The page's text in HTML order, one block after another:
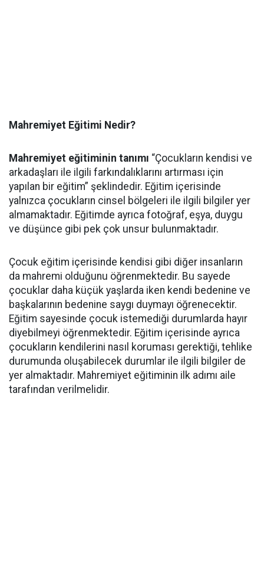
Mahremiyet Eğitimi Nedir?
Mahremiyet eğitiminin tanımı “Çocukların kendisi ve
arkadaşları ile ilgili farkındalıklarını artırması için
yapılan bir eğitim” şeklindedir. Eğitim içerisinde
yalnızca çocukların cinsel bölgeleri ile ilgili bilgiler yer
almamaktadır. Eğitimde ayrıca fotoğraf, eşya, duygu
ve düşünce gibi pek çok unsur bulunmaktadır.
Çocuk eğitim içerisinde kendisi gibi diğer insanların
da mahremi olduğunu öğrenmektedir. Bu sayede
çocuklar daha küçük yaşlarda iken kendi bedenine ve
başkalarının bedenine saygı duymayı öğrenecektir.
Eğitim sayesinde çocuk istemediği durumlarda hayır
diyebilmeyi öğrenmektedir. Eğitim içerisinde ayrıca
çocukların kendilerini nasıl koruması gerektiği, tehlike
durumunda oluşabilecek durumlar ile ilgili bilgiler de
yer almaktadır. Mahremiyet eğitiminin ilk adımı aile
tarafından verilmelidir.